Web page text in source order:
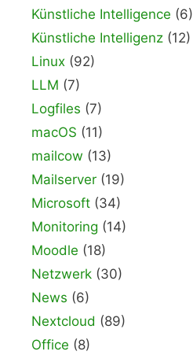
Künstliche Intelligence (6)
Künstliche Intelligenz (12)
Linux (92)
LLM (7)
Logfiles (7)
macOS (11)
mailcow (13)
Mailserver (19)
Microsoft (34)
Monitoring (14)
Moodle (18)
Netzwerk (30)
News (6)
Nextcloud (89)
Office (8)